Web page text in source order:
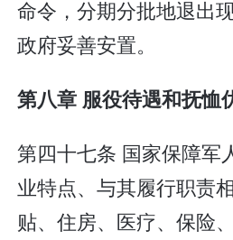
命令，分期分批地退出
政府妥善安置。
第八章 服役待遇和抚恤
第四十七条 国家保障军
业特点、与其履行职责
贴、住房、医疗、保险